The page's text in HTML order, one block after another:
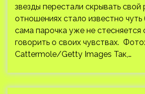
звезды перестали скрывать свой
отношениях стало известно
сама парочка уже не стесняется
говорить о своих чувствах.
Cattermole/Getty Images Так,…